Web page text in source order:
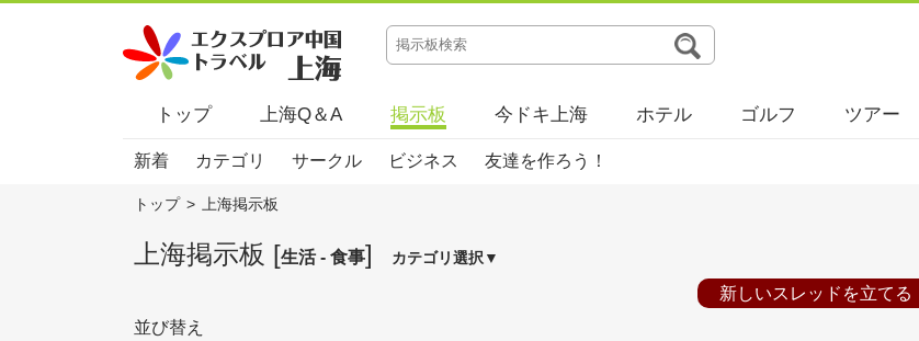
トップ 上海Q＆A 掲示板 今ドキ上海 ホテル ゴルフ ツアー
新着 カテゴリ サークル ビジネス 友達を作ろう！
トップ > 上海掲示板
上海掲示板 [生活 - 食事] カテゴリ選択▼
新しいスレッドを立てる
並び替え